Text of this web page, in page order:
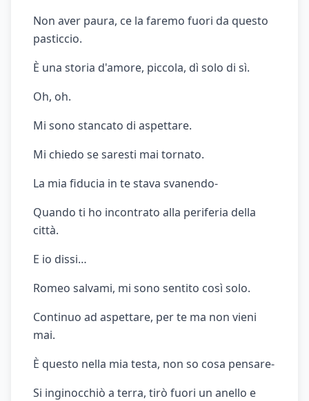
Non aver paura, ce la faremo fuori da questo
pasticcio.
È una storia d'amore, piccola, dì solo di sì.
Oh, oh.
Mi sono stancato di aspettare.
Mi chiedo se saresti mai tornato.
La mia fiducia in te stava svanendo-
Quando ti ho incontrato alla periferia della
città.
E io dissi…
Romeo salvami, mi sono sentito così solo.
Continuo ad aspettare, per te ma non vieni
mai.
È questo nella mia testa, non so cosa pensare-
Si inginocchiò a terra, tirò fuori un anello e